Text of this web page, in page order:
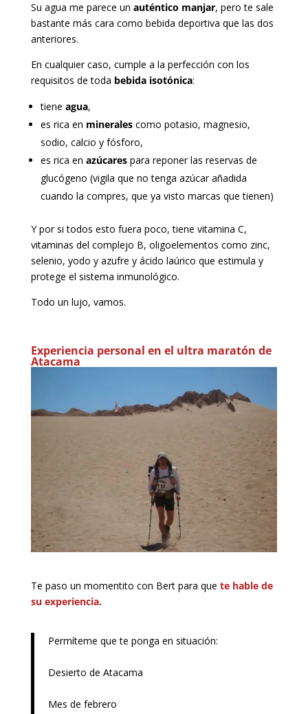
Su agua me parece un auténtico manjar, pero te sale
bastante más cara como bebida deportiva que las dos
anteriores.
En cualquier caso, cumple a la perfección con los
requisitos de toda bebida isotónica:
tiene agua,
es rica en mineralescomo potasio, magnesio,
sodio, calcio y fósforo,
es rica en azúcarespara reponer las reservas de
glucógeno (vigila que no tenga azúcar añadida
cuando la compres, que ya visto marcas que tienen)
Y por si todos esto fuera poco, tiene vitamina C,
vitaminas del complejo B, oligoelementos como zinc,
selenio, yodo y azufre y ácido laúrico que estimula y
protege el sistema inmunológico.
Todo un lujo, vamos.
Experiencia personal en el ultra maratón de
Atacama
Te paso un momentito con Bert para que te hable de
su experiencia.
Permíteme que te ponga en situación:
Desierto de Atacama
Mes de febrero